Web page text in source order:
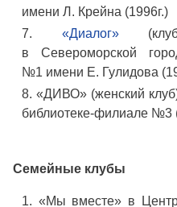
имени Л. Крейна (1996г.)
«Диалог»(клуб
в Североморской
№1 имени Е. Гулидова
«ДИВО» (женский
библиотеке-филиале №3
Семейные клубы
«Мы вместе» в